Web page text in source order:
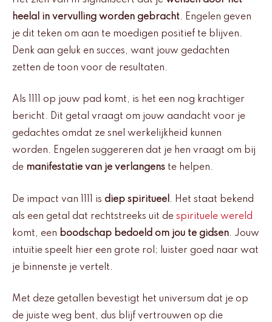
heelal in vervulling worden gebracht. Engelen geven
je dit teken om aan te moedigen positief te blijven.
Denk aan geluk en succes, want jouw gedachten
zetten de toon voor de resultaten.
Als 1111 op jouw pad komt, is het een nog krachtiger
bericht. Dit getal vraagt om jouw aandacht voor je
gedachtes omdat ze snel werkelijkheid kunnen
worden. Engelen suggereren dat je hen vraagt om bij
de manifestatie van je verlangens te helpen.
De impact van 1111 is diep spiritueel . Het staat bekend
als een getal dat rechtstreeks uit de spirituele wereld
komt, een boodschap bedoeld om jou te gidsen. Jouw
intuïtie speelt hier een grote rol; luister goed naar wat
je binnenste je vertelt.
Met deze getallen bevestigt het universum dat je op
de juiste weg bent, dus blijf vertrouwen op die